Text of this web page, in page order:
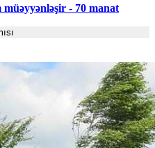
- 70 manat